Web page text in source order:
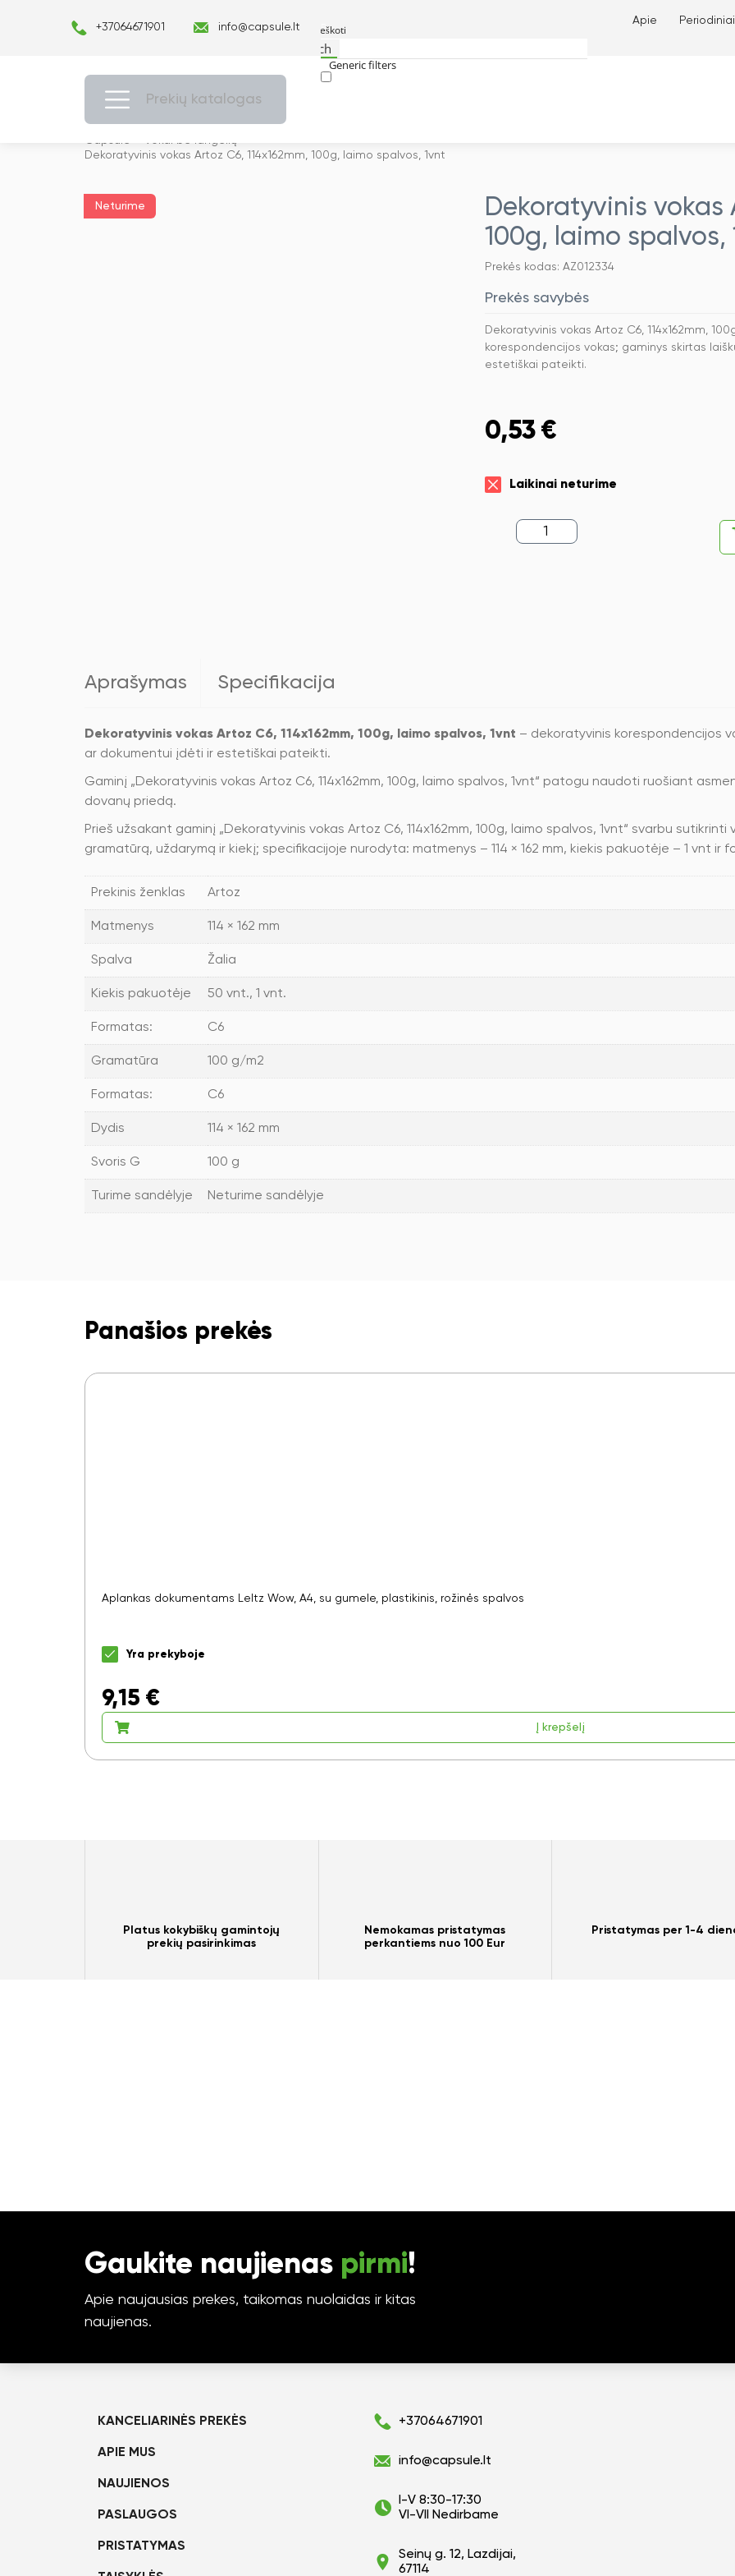
+37064671901 info@capsule.lt
Search
Generic filters
Apie
Prekių katalogas
Capsulė Vokai be langelių
Dekoratyvinis vokas Artoz C6, 114x162mm, 100g, laimo spalvos, 1vnt
Neturime
Dekoratyvinis vokas
100g, laimo spalvos,
Prekės kodas: AZ012334
Prekės savybės
Dekoratyvinis vokas Artoz C6, 114x162mm,
korespondencijos vokas; gaminys skirtas
estetiškai pateikti.
0,53 €
Laikinai neturime
produkto
kiekis:
Aprašymas Specifikacija
Dekoratyvinis vokas Artoz C6, 114x162mm, 100g, laimo spalvos, 1vnt – dekoratyvinis korespondencijos
ar dokumentui įdėti ir estetiškai pateikti.
Gaminį „Dekoratyvinis vokas Artoz C6, 114x162mm, 100g, laimo spalvos, 1vnt“ patogu naudoti ruošiant
dovanų priedą.
Prieš užsakant gaminį „Dekoratyvinis vokas Artoz C6, 114x162mm, 100g, laimo spalvos, 1vnt“ svarbu
gramatūrą, uždarymą ir kiekį; specifikacijoje nurodyta: matmenys – 114 × 162 mm, kiekis pakuotėje – 1 vnt ir
Prekinis ženklas Artoz
Matmenys 114 × 162 mm
Spalva Žalia
Kiekis pakuotėje 50 vnt., 1 vnt.
Formatas: C6
Gramatūra 100 g/m2
Formatas: C6
Dydis 114 × 162 mm
Svoris G 100 g
Turime sandėlyje Neturime sandėlyje
Panašios prekės
Aplankas dokumentams LeItz Wow, A4, su gumele, plastikinis, rožinės spalvos
Yra prekyboje
9,15 €
Į krepšelį
Platus kokybiškų gamintojų
prekių pasirinkimas
Nemokamas pristatymas
perkantiems nuo 100 Eur
Pristatymas per 1-4
Gaukite naujienas pirmi!
Apie naujausias prekes, taikomas nuolaidas ir kitas
naujienas.
KANCELIARINĖS PREKĖS
APIE MUS
NAUJIENOS
PASLAUGOS
PRISTATYMAS
+37064671901
info@capsule.lt
I-V 8:30-17:30
VI-VII Nedirbame
Seinų g. 12, Lazdijai,
67114